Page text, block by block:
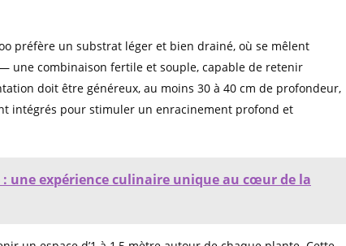
préfère un substrat léger et bien drainé, où se mêlent
une combinaison fertile et souple, capable de retenir
doit être généreux, au moins 30 à 40 cm de profondeur,
intégrés pour stimuler un enracinement profond et
une expérience culinaire unique au cœur de la